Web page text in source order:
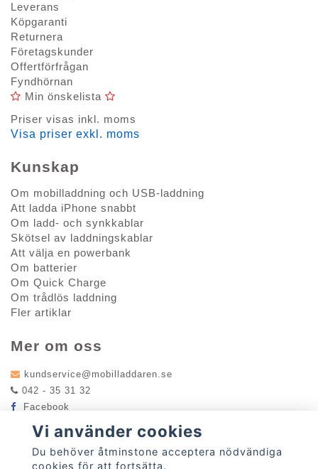
Leverans
Köpgaranti
Returnera
Företagskunder
Offertförfrågan
Fyndhörnan
Min önskelista
Priser visas inkl. moms
Visa priser exkl. moms
Kunskap
Om mobilladdning och USB-laddning
Att ladda iPhone snabbt
Om ladd- och synkkablar
Skötsel av laddningskablar
Att välja en powerbank
Om batterier
Om Quick Charge
Om trådlös laddning
Fler artiklar
Mer om oss
kundservice@mobilladdaren.se
042 - 35 31 32
Facebook
Instagram
Få vårt nyhetsbrev
Vi använder cookies
Du behöver åtminstone acceptera nödvändiga
cookies för att fortsätta.